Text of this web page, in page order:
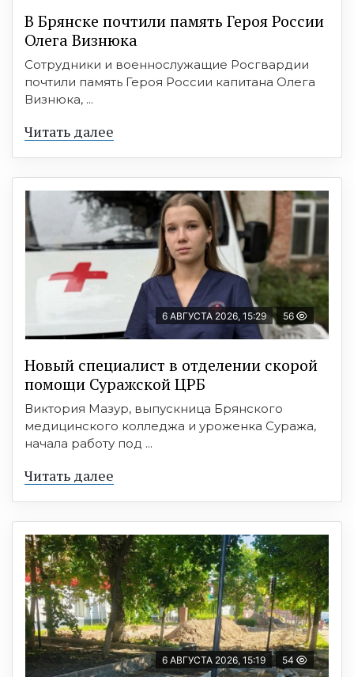
В Брянске почтили память Героя России
Олега Визнюка
Сотрудники и военнослужащие Росгвардии
почтили память Героя России капитана Олега
Визнюка, ...
Читать далее
6 АВГУСТА 2026, 15:29 56
Новый специалист в отделении скорой
помощи Суражской ЦРБ
Виктория Мазур, выпускница Брянского
медицинского колледжа и уроженка Суража,
начала работу под ...
Читать далее
6 АВГУСТА 2026, 15:19 54